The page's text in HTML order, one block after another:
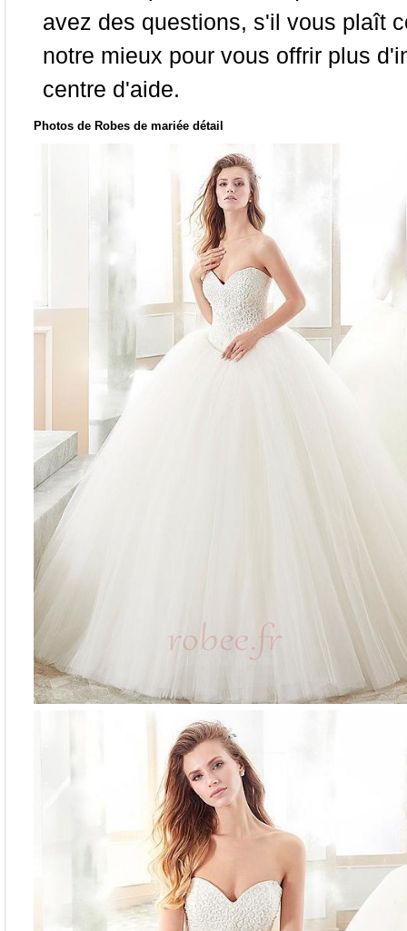
avez des questions, s'il vous plaît
notre mieux pour vous offrir plus
centre d'aide.
Photos de Robes de mariée détail